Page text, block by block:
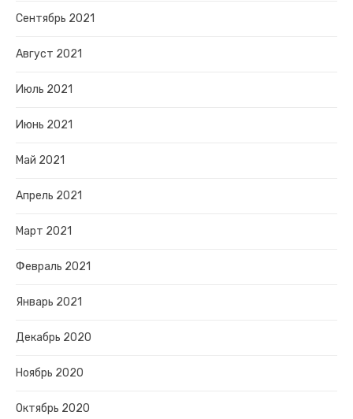
Сентябрь 2021
Август 2021
Июль 2021
Июнь 2021
Май 2021
Апрель 2021
Март 2021
Февраль 2021
Январь 2021
Декабрь 2020
Ноябрь 2020
Октябрь 2020